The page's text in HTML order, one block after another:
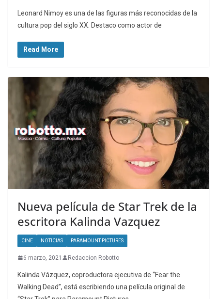
Leonard Nimoy es una de las figuras más reconocidas de la
cultura pop del siglo XX. Destaco como actor de
Read More
Nueva película de Star Trek de la
escritora Kalinda Vazquez
CINE NOTICIAS PARAMOUNT PICTURES
6 marzo, 2021 Redaccion Robotto
Kalinda Vázquez, coproductora ejecutiva de “Fear the
Walking Dead”, está escribiendo una película original de